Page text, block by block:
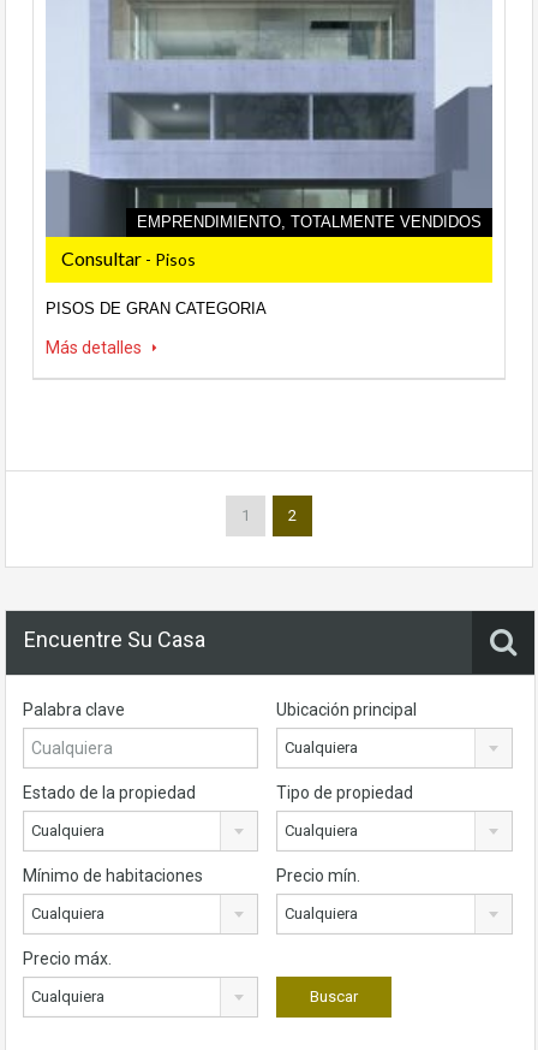
EMPRENDIMIENTO, TOTALMENTE VENDIDOS
Consultar - Pisos
PISOS DE GRAN CATEGORIA
Más detalles
1 2
Encuentre Su Casa
Palabra clave Ubicación principal
Cualquiera
Estado de la propiedad
Cualquiera
Tipo de propiedad
Cualquiera
Mínimo de habitaciones
Cualquiera
Precio mín.
Cualquiera
Precio máx.
Cualquiera